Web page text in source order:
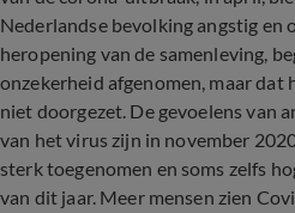
Nederlandse bevolking angstig en
heropening van de samenleving,
onzekerheid afgenomen, maar dat
niet doorgezet. De gevoelens van
van het virus zijn in november
sterk toegenomen en soms zelfs
van dit jaar. Meer mensen zien